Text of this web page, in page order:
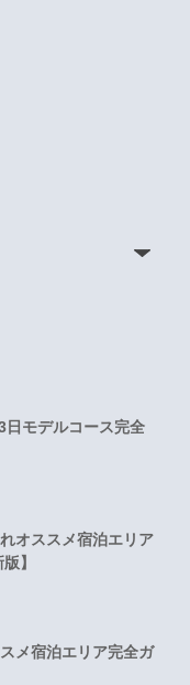
日モデルコース完全
オススメ宿泊エリア
】
メ宿泊エリア完全ガ